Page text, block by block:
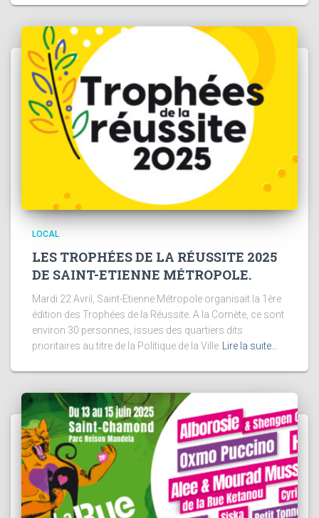
LOCAL
LES TROPHÉES DE LA RÉUSSITE 2025
DE SAINT-ETIENNE MÉTROPOLE.
Mardi 22 Avril, Saint-Etienne Métropole organisait la 1ère
édition des Trophées de la Réussite. A la Comète, ce sont
environ 30 personnes, issues des quartiers dits
prioritaires au titre de la Politique de la Ville Lire la suite…